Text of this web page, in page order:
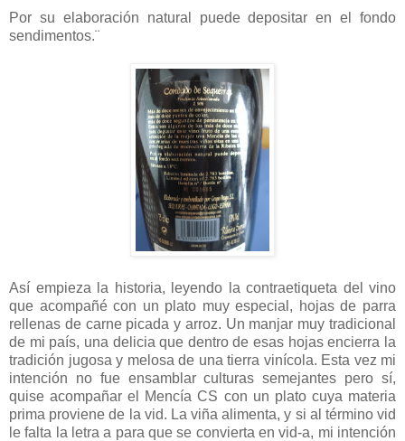
Por su elaboración natural puede depositar en el fondo
sendimentos.¨
Así empieza la historia, leyendo la contraetiqueta del vino
que acompañé con un plato muy especial, hojas de parra
rellenas de carne picada y arroz. Un manjar muy tradicional
de mi país, una delicia que dentro de esas hojas encierra la
tradición jugosa y melosa de una tierra vinícola. Esta vez mi
intención no fue ensamblar culturas semejantes pero sí,
quise acompañar el Mencía CS con un plato cuya materia
prima proviene de la vid. La viña alimenta, y si al término vid
le falta la letra a para que se convierta en vid-a, mi intención